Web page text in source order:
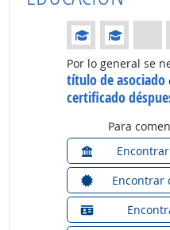
Educación:
Por lo general se
título de asociado
certificado
Para
Encontrar